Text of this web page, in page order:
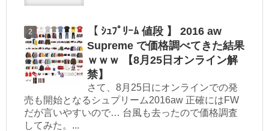
【 ｼｭﾌﾟﾘｰﾑ 値段 】 2016 aw
Supreme で価格調べてきた結果
ｗｗｗ 【8月25日オンライン解
禁】
さて、8月25日にオンラインでの発
売も開始となるシュプリーム2016aw 正確にはFW
だが言いやすいので… 台風も去ったので価格調査
してみた。...